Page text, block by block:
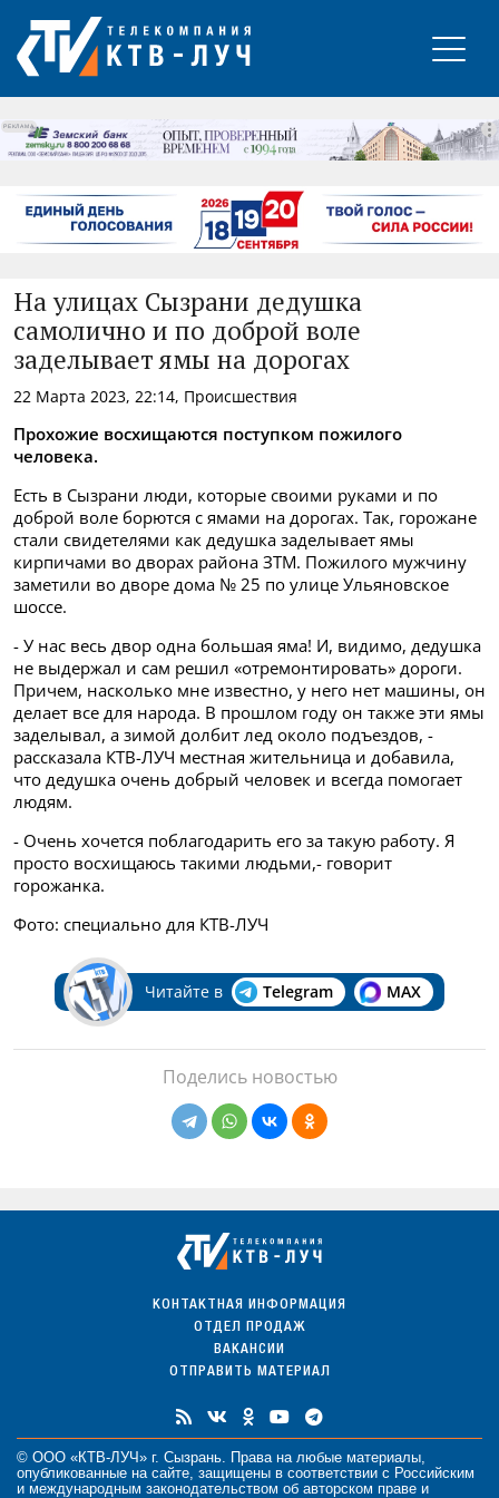
РЕКЛАМА
На улицах Сызрани дедушка
самолично и по доброй воле
заделывает ямы на дорогах
22 Марта 2023, 22:14, Происшествия
Прохожие восхищаются поступком пожилого
человека.
Есть в Сызрани люди, которые своими руками и по
доброй воле борются с ямами на дорогах. Так, горожане
стали свидетелями как дедушка заделывает ямы
кирпичами во дворах района ЗТМ. Пожилого мужчину
заметили во дворе дома № 25 по улице Ульяновское
шоссе.
- У нас весь двор одна большая яма! И, видимо, дедушка
не выдержал и сам решил «отремонтировать» дороги.
Причем, насколько мне известно, у него нет машины, он
делает все для народа. В прошлом году он также эти ямы
заделывал, а зимой долбит лед около подъездов, -
рассказала КТВ-ЛУЧ местная жительница и добавила,
что дедушка очень добрый человек и всегда помогает
людям.
- Очень хочется поблагодарить его за такую работу. Я
просто восхищаюсь такими людьми,- говорит
горожанка.
Фото: специально для КТВ-ЛУЧ
Читайте в Telegram MAX
Поделись новостью
КОНТАКТНАЯ ИНФОРМАЦИЯ
ОТДЕЛ ПРОДАЖ
ВАКАНСИИ
ОТПРАВИТЬ МАТЕРИАЛ
© ООО «КТВ-ЛУЧ» г. Сызрань. Права на любые материалы
опубликованные на сайте, защищены в соответствии с Российским
и международным законодательством об авторском праве и